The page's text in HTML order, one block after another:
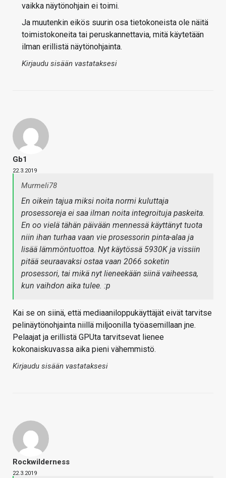
vaikka näytönohjain ei toimi.
Ja muutenkin eikös suurin osa tietokoneista ole näitä
toimistokoneita tai peruskannettavia, mitä käytetään
ilman erillistä näytönohjainta.
Kirjaudu sisään vastataksesi
Gb1
22.3.2019
Murmeli78
En oikein tajua miksi noita normi kuluttaja
prosessoreja ei saa ilman noita integroituja paskeita.
En oo vielä tähän päivään mennessä käyttänyt tuota
niin ihan turhaa vaan vie prosessorin pinta-alaa ja
lisää lämmöntuottoa. Nyt käytössä 5930K ja vissiin
pitää seuraavaksi ostaa vaan 2066 soketin
prosessori, tai mikä nyt lieneekään siinä vaiheessa,
kun vaihdon aika tulee. :p
Kai se on siinä, että mediaaniloppukäyttäjät eivät tarvitse
pelinäytönohjainta niillä miljoonilla työasemillaan jne.
Pelaajat ja erillistä GPUta tarvitsevat lienee
kokonaiskuvassa aika pieni vähemmistö.
Kirjaudu sisään vastataksesi
Rockwilderness
22.3.2019